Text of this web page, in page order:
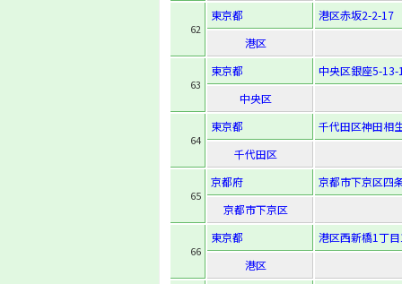
62
東京都
港区赤坂2-2-17
港区
63
東京都
中央区銀座5-13-
中央区
64
東京都
千代田区神田相
千代田区
65
京都府
京都市下京区四
京都市下京区
66
東京都
港区西新橋1丁
港区